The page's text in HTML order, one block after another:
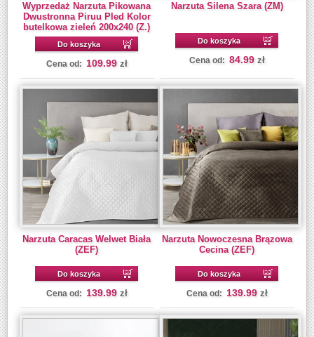
Wyprzedaż Narzuta Pikowana
Dwustronna Piruu Pled Kolor
butelkowa zieleń 200x240 (Z.)
Do koszyka
Cena od: 109.99 zł
Narzuta Silena Szara (ZM)
Do koszyka
Cena od: 84.99 zł
Narzuta Caracas Welwet Biała
(ZEF)
Do koszyka
Cena od: 139.99 zł
Narzuta Nowoczesna Brązowa
Cecina (ZEF)
Do koszyka
Cena od: 139.99 zł